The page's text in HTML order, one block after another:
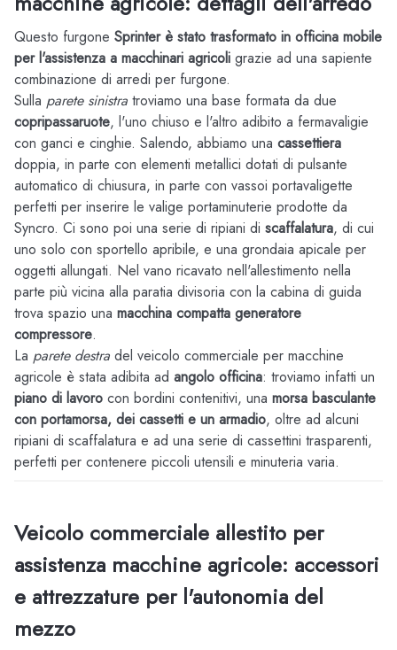
Questo furgone Sprinter è stato trasformato in officina mobile
per l'assistenza a macchinari agricoli grazie ad una sapiente
combinazione di arredi per furgone.
Sulla parete sinistra troviamo una base formata da due
copripassaruote, l'uno chiuso e l'altro adibito a fermavaligie
con ganci e cinghie. Salendo, abbiamo una cassettiera
doppia, in parte con elementi metallici dotati di pulsante
automatico di chiusura, in parte con vassoi portavaligette
perfetti per inserire le valige portaminuterie prodotte da
Syncro. Ci sono poi una serie di ripiani di scaffalatura, di cui
uno solo con sportello apribile, e una grondaia apicale per
oggetti allungati. Nel vano ricavato nell'allestimento nella
parte più vicina alla paratia divisoria con la cabina di guida
trova spazio una macchina compatta generatore
compressore.
La parete destra del veicolo commerciale per macchine
agricole è stata adibita ad angolo officina: troviamo infatti un
piano di lavoro con bordini contenitivi, una morsa basculante
con portamorsa, dei cassetti e un armadio, oltre ad alcuni
ripiani di scaffalatura e ad una serie di cassettini trasparenti,
perfetti per contenere piccoli utensili e minuteria varia.
Veicolo commerciale allestito per
assistenza macchine agricole: accessori
e attrezzature per l'autonomia del
mezzo